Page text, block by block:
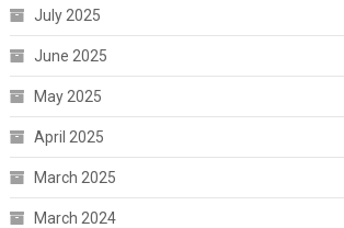
July 2025
June 2025
May 2025
April 2025
March 2025
March 2024